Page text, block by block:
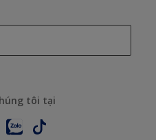
tôi tại